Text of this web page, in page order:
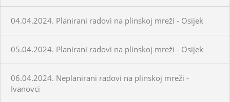
04.04.2024. Planirani radovi na plinskoj mreži - Osijek
05.04.2024. Planirani radovi na plinskoj mreži - Osijek
06.04.2024. Neplanirani radovi na plinskoj mreži -
Ivanovci